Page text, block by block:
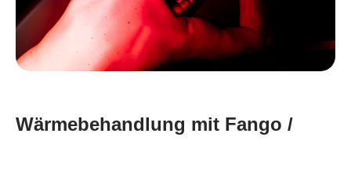
Wärmebehandlung mit Fango /